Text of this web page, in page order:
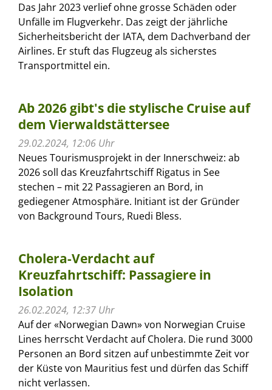
Das Jahr 2023 verlief ohne grosse Schäden oder
Unfälle im Flugverkehr. Das zeigt der jährliche
Sicherheitsbericht der IATA, dem Dachverband der
Airlines. Er stuft das Flugzeug als sicherstes
Transportmittel ein.
Ab 2026 gibt's die stylische Cruise auf
dem Vierwaldstättersee
29.02.2024, 12:06 Uhr
Neues Tourismusprojekt in der Innerschweiz: ab
2026 soll das Kreuzfahrtschiff Rigatus in See
stechen – mit 22 Passagieren an Bord, in
gediegener Atmosphäre. Initiant ist der Gründer
von Background Tours, Ruedi Bless.
Cholera-Verdacht auf
Kreuzfahrtschiff: Passagiere in
Isolation
26.02.2024, 12:37 Uhr
Auf der «Norwegian Dawn» von Norwegian Cruise
Lines herrscht Verdacht auf Cholera. Die rund 3000
Personen an Bord sitzen auf unbestimmte Zeit vor
der Küste von Mauritius fest und dürfen das Schiff
nicht verlassen.